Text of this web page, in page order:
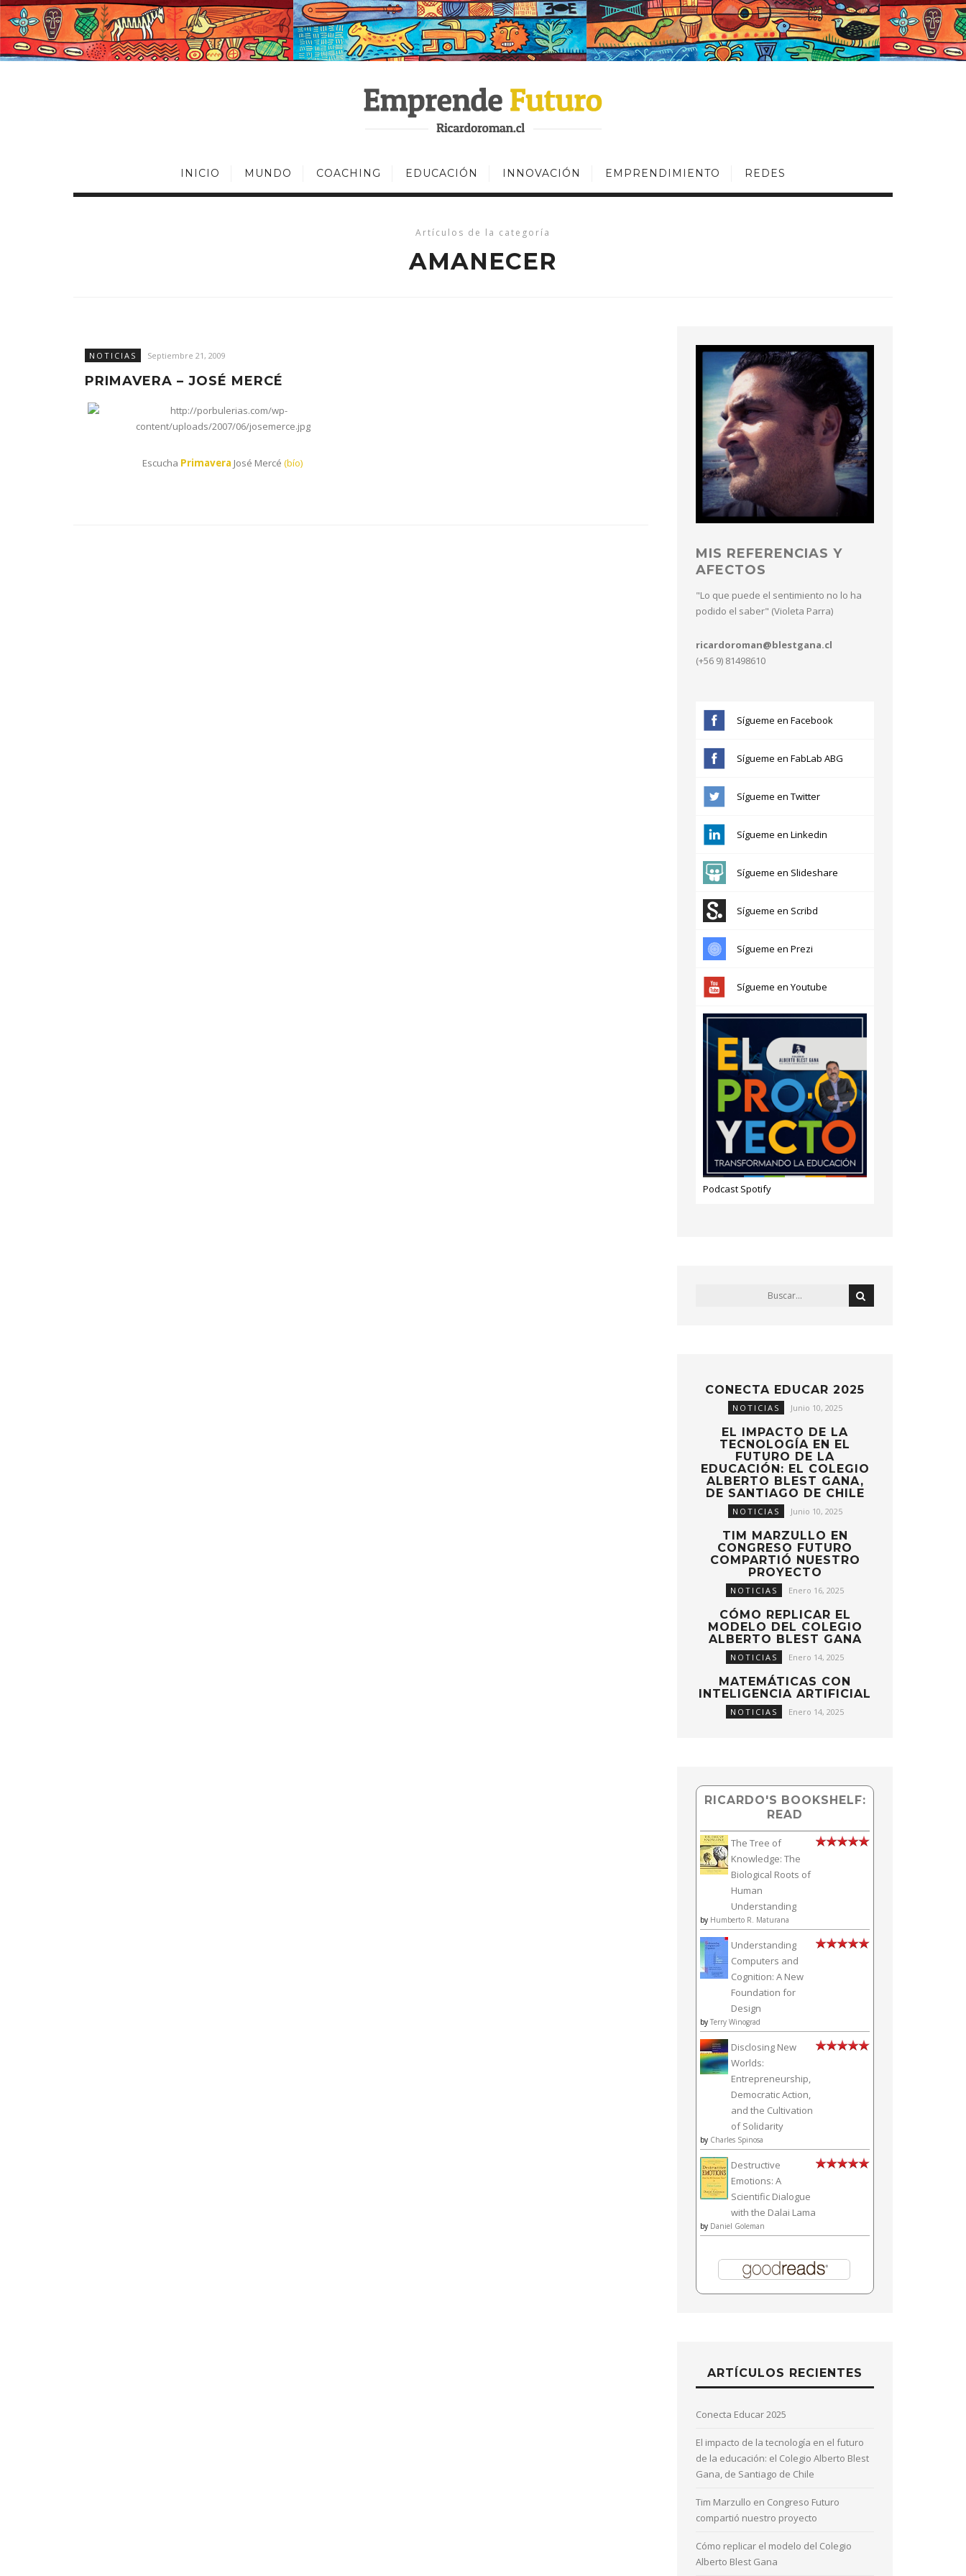
INICIO MUNDO COACHING EDUCACIÓN INNOVACIÓN EMPRENDIMIENTO REDES
Artículos de la categoría
AMANECER
NOTICIAS Septiembre 21, 2009
PRIMAVERA – JOSÉ MERCÉ
Escucha Primavera José Mercé (bío)
MIS REFERENCIAS Y
AFECTOS
"Lo que puede el sentimiento no lo ha
podido el saber" (Violeta Parra)
ricardoroman@blestgana.cl
(+56 9) 81498610
Sígueme en Facebook
Sígueme en FabLab ABG
Sígueme en Twitter
Sígueme en Linkedin
Sígueme en Slideshare
Sígueme en Scribd
Sígueme en Prezi
Sígueme en Youtube
Podcast Spotify
CONECTA EDUCAR 2025
NOTICIAS Junio 10, 2025
EL IMPACTO DE LA
TECNOLOGÍA EN EL
FUTURO DE LA
EDUCACIÓN: EL COLEGIO
ALBERTO BLEST GANA,
DE SANTIAGO DE CHILE
NOTICIAS Junio 10, 2025
TIM MARZULLO EN
CONGRESO FUTURO
COMPARTIÓ NUESTRO
PROYECTO
NOTICIAS Enero 16, 2025
CÓMO REPLICAR EL
MODELO DEL COLEGIO
ALBERTO BLEST GANA
NOTICIAS Enero 14, 2025
MATEMÁTICAS CON
INTELIGENCIA ARTIFICIAL
NOTICIAS Enero 14, 2025
RICARDO'S BOOKSHELF:
READ
The Tree of
Knowledge: The
Biological Roots of
Human
Understanding
by Humberto R. Maturana
Understanding
Computers and
Cognition: A New
Foundation for
Design
by Terry Winograd
Disclosing New
Worlds:
Entrepreneurship,
Democratic Action,
and the Cultivation
of Solidarity
by Charles Spinosa
Destructive
Emotions: A
Scientific Dialogue
with the Dalai Lama
by Daniel Goleman
ARTÍCULOS RECIENTES
Conecta Educar 2025
El impacto de la tecnología en el futuro
de la educación: el Colegio Alberto Blest
Gana, de Santiago de Chile
Tim Marzullo en Congreso Futuro
compartió nuestro proyecto
Cómo replicar el modelo del Colegio
Alberto Blest Gana